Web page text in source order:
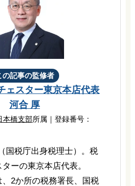
の記事の監修者
ェスター東京本店代表
河合 厚
本橋支部所属｜登録番号：
国税庁出身税理士）。税
ーの東京本店代表。
、2か所の税務署長、国税